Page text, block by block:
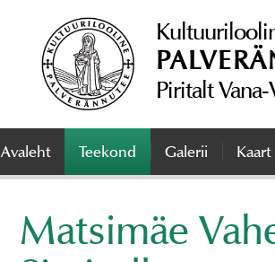
Piritalt
Avaleht Teekond Galerii Kaart
Matsimäe